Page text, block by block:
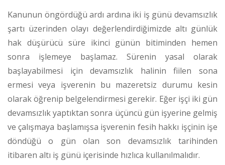
Kanunun öngördüğü ardı ardına iki iş günü devamsızlık
şartı üzerinden olayı değerlendirdiğimizde altı günlük
hak düşürücü süre ikinci günün bitiminden hemen
sonra işlemeye başlamaz. Sürenin yasal olarak
başlayabilmesi için devamsızlık halinin fiilen sona
ermesi veya işverenin bu mazeretsiz durumu kesin
olarak öğrenip belgelendirmesi gerekir. Eğer işçi iki gün
devamsızlık yaptıktan sonra üçüncü gün işyerine gelmiş
ve çalışmaya başlamışsa işverenin fesih hakkı işçinin işe
döndüğü o gün olan son devamsızlık tarihinden
itibaren altı iş günü içerisinde hızlıca kullanılmalıdır.